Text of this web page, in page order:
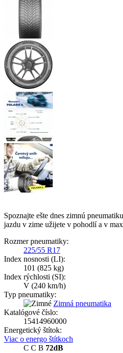
Spoznajte ešte dnes zimnú pneumatiku
jazdu v zime užijete v pohodlí a v
Rozmer pneumatiky:
225/55 R17
Index nosnosti (LI):
101 (825 kg)
Index rýchlosti (SI):
V (240 km/h)
Typ pneumatiky:
Zimná pneumatika
Katalógové číslo:
15414960000
Energetický štítok:
Viac o energo štítkoch
C C B 72dB